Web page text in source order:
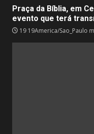
Praça da Bíblia, em
evento que terá
19 19America/Sao_Paulo